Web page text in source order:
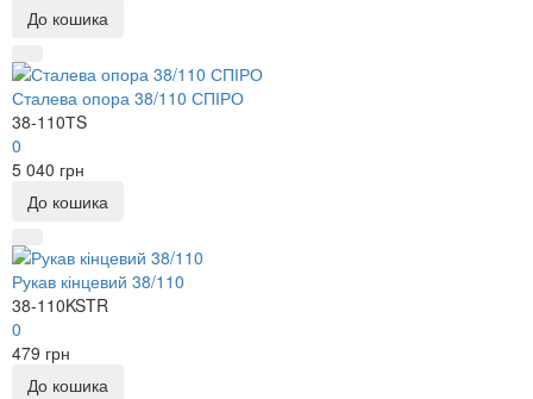
До кошика
Сталева опора 38/110 СПІРО
38-110ТS
0
5 040 грн
До кошика
Рукав кінцевий 38/110
38-110KSTR
0
479 грн
До кошика